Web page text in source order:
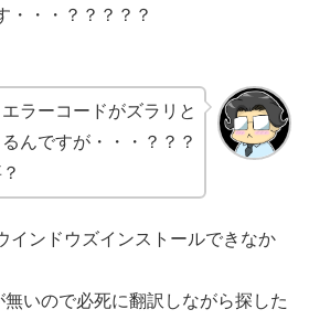
・・・？？？？？
ラーコードがズラリと
んですが・・・？？？
インドウズインストールできなか
いので必死に翻訳しながら探した